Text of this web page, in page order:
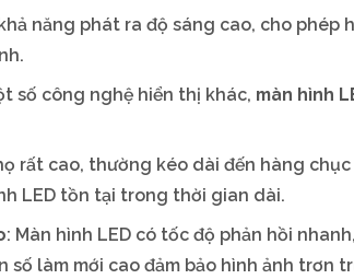
năng phát ra độ sáng cao, cho
số công nghệ hiển thị khác, màn hình
rất cao, thường kéo dài đến hàng
LED tồn tại trong thời gian dài.
: Màn hình LED có tốc độ phản hồi
số làm mới cao đảm bảo hình ảnh trơn